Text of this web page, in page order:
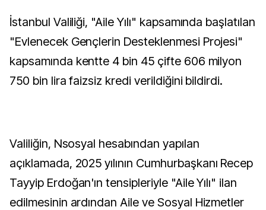
İstanbul Valiliği, "Aile Yılı" kapsamında başlatılan
"Evlenecek Gençlerin Desteklenmesi Projesi"
kapsamında kentte 4 bin 45 çifte 606 milyon
750 bin lira faizsiz kredi verildiğini bildirdi.
Valiliğin, Nsosyal hesabından yapılan
açıklamada, 2025 yılının Cumhurbaşkanı Recep
Tayyip Erdoğan'ın tensipleriyle "Aile Yılı" ilan
edilmesinin ardından Aile ve Sosyal Hizmetler